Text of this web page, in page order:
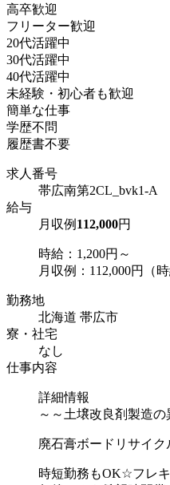
高卒歓迎
フリーター歓迎
20代活躍中
30代活躍中
40代活躍中
未経験・初心者も歓迎
簡単な仕事
学歴不問
履歴書不要
求人番号
帯広南第2CL_bvk1-A
給与
月収例 112,000円
時給：1,200円～
月収例：112,000円（
勤務地
北海道 帯広市
寮・社宅
なし
仕事内容
詳細情報
～～土壌改良剤製造
廃石膏ボードリサイ
時短勤務もOK☆フレ